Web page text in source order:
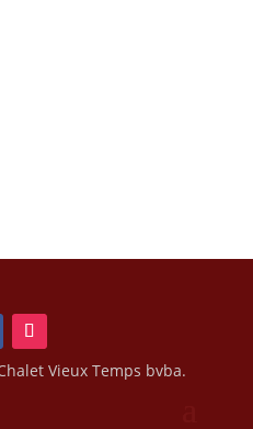
Vieux Temps bvba.